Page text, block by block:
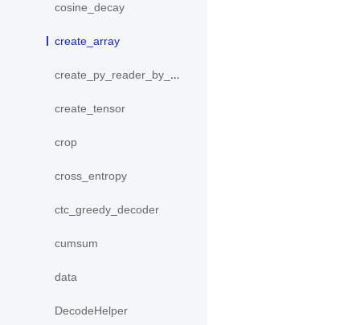
cosine_decay
create_array
create_py_reader_by_data
create_tensor
crop
cross_entropy
ctc_greedy_decoder
cumsum
data
DecodeHelper